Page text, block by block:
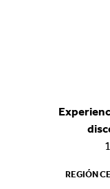
REGIÓN
REGIÓN